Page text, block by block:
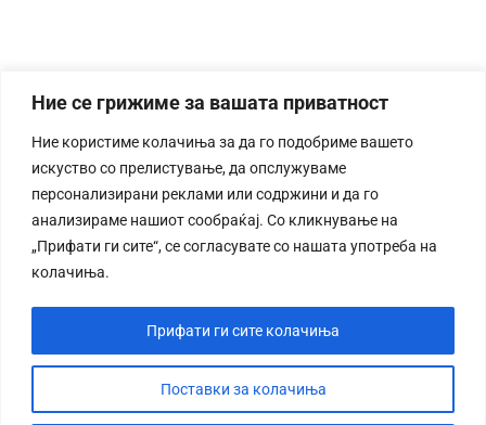
Ние се грижиме за вашата приватност
Ние користиме колачиња за да го подобриме вашето
искуство со прелистување, да опслужуваме
персонализирани реклами или содржини и да го
анализираме нашиот сообраќај. Со кликнување на
„Прифати ги сите“, се согласувате со нашата употреба на
колачиња.
Поставки за колачиња
Прифати ги сите колачиња